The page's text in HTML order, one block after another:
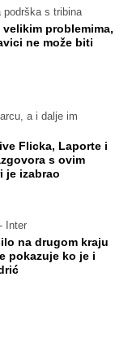
s tribina
problemima,
ne može biti
a i dalje im
Flicka, Laporte i
s ovim
je izabrao
Inter
na drugom kraju
pokazuje ko je i